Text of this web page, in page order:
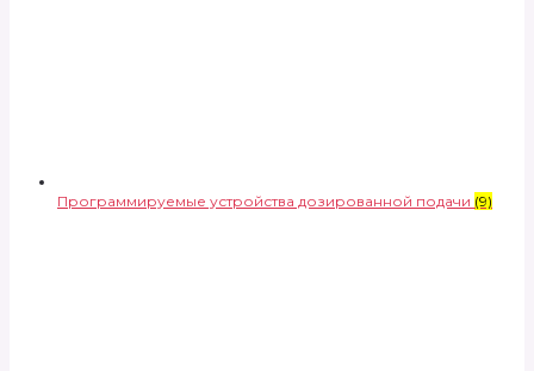
Программируемые устройства дозированной подачи (9)